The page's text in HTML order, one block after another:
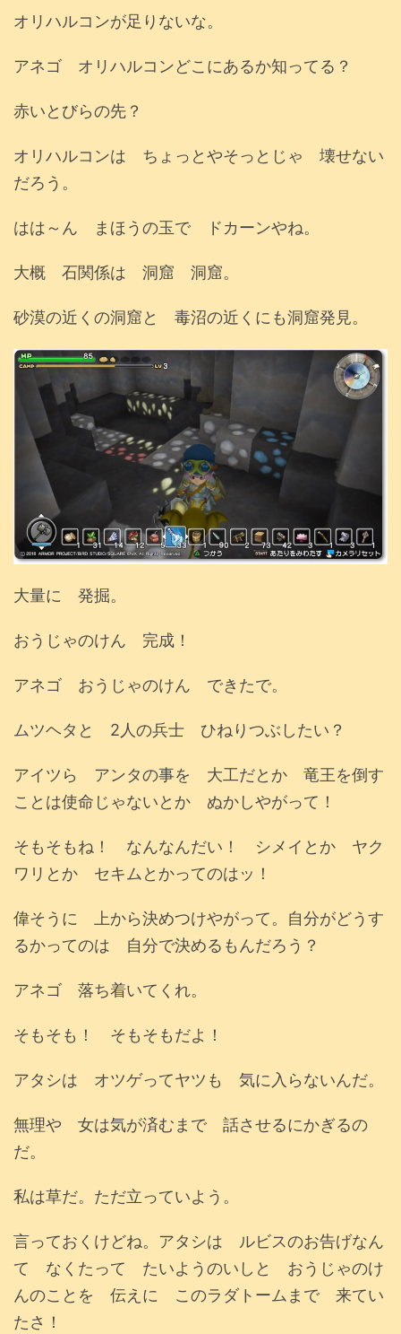
オリハルコンが足りないな。
アネゴ オリハルコンどこにあるか知ってる？
赤いとびらの先？
オリハルコンは ちょっとやそっとじゃ 壊せない
だろう。
はは～ん まほうの玉で ドカーンやね。
大概 石関係は 洞窟 洞窟。
砂漠の近くの洞窟と 毒沼の近くにも洞窟発見。
大量に 発掘。
おうじゃのけん 完成！
アネゴ おうじゃのけん できたで。
ムツヘタと 2人の兵士 ひねりつぶしたい？
アイツら アンタの事を 大工だとか 竜王を倒す
ことは使命じゃないとか ぬかしやがって！
そもそもね！ なんなんだい！ シメイとか ヤク
ワリとか セキムとかってのはッ！
偉そうに 上から決めつけやがって。自分がどうす
るかってのは 自分で決めるもんだろう？
アネゴ 落ち着いてくれ。
そもそも！ そもそもだよ！
アタシは オツゲってヤツも 気に入らないんだ。
無理や 女は気が済むまで 話させるにかぎるの
だ。
私は草だ。ただ立っていよう。
言っておくけどね。アタシは ルビスのお告げなん
て なくたって たいようのいしと おうじゃのけ
んのことを 伝えに このラダトームまで 来てい
たさ！